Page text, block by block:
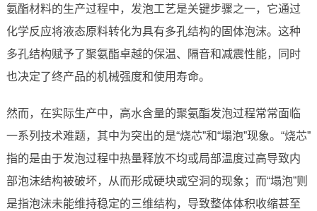
氨酯材料的生产过程中，发泡工艺是关键步骤之一，它通过
化学反应将液态原料转化为具有多孔结构的固体泡沫。这种
多孔结构赋予了聚氨酯卓越的保温、隔音和减震性能，同时
也决定了终产品的机械强度和使用寿命。
然而，在实际生产中，高水含量的聚氨酯发泡过程常常面临
一系列技术难题，其中为突出的是“烧芯”和“塌泡”现象。“烧芯”
指的是由于发泡过程中热量释放不均或局部温度过高导致内
部泡沫结构被破坏，从而形成硬块或空洞的现象；而“塌泡”则
是指泡沫未能维持稳定的三维结构，导致整体体积收缩甚至